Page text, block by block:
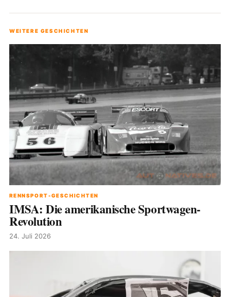
WEITERE GESCHICHTEN
RENNSPORT-GESCHICHTEN
IMSA: Die amerikanische Sportwagen-
Revolution
24. Juli 2026